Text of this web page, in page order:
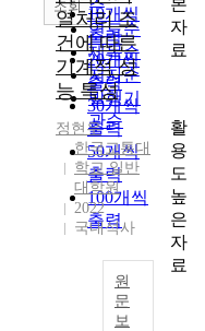
순
연도순
제목순
저자순
발행기
관순
10개씩
출력
20개씩
출력
30개씩
출력
50개씩
출력
100개씩
출력
조회
열처리 조
건에 따른
기계적 성
능 특성
정현우
한국교통대
학교 일반
대학원
2022
국내석사
원
문
보
본
자
료
활
용
도
높
은
자
료